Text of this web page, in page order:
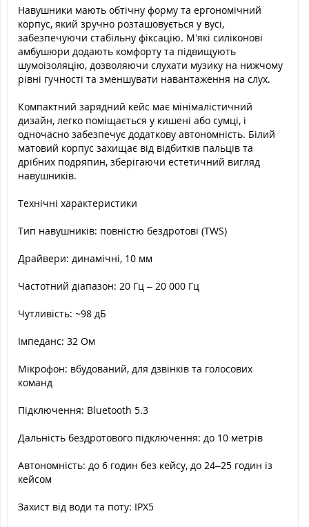
Навушники мають обтічну форму та ергономічний
корпус, який зручно розташовується у вусі,
забезпечуючи стабільну фіксацію. М’які силіконові
амбушюри додають комфорту та підвищують
шумоізоляцію, дозволяючи слухати музику на нижчому
рівні гучності та зменшувати навантаження на слух.
Компактний зарядний кейс має мінімалістичний
дизайн, легко поміщається у кишені або сумці, і
одночасно забезпечує додаткову автономність. Білий
матовий корпус захищає від відбитків пальців та
дрібних подряпин, зберігаючи естетичний вигляд
навушників.
Технічні характеристики
Тип навушників: повністю бездротові (TWS)
Драйвери: динамічні, 10 мм
Частотний діапазон: 20 Гц – 20 000 Гц
Чутливість: ~98 дБ
Імпеданс: 32 Ом
Мікрофон: вбудований, для дзвінків та голосових
команд
Підключення: Bluetooth 5.3
Дальність бездротового підключення: до 10 метрів
Автономність: до 6 годин без кейсу, до 24–25 годин із
кейсом
Захист від води та поту: IPX5